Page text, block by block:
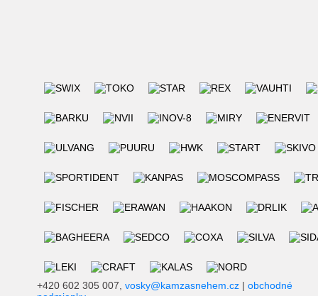
+420 602 305 007, vosky@kamzasnehem.cz | obchodné